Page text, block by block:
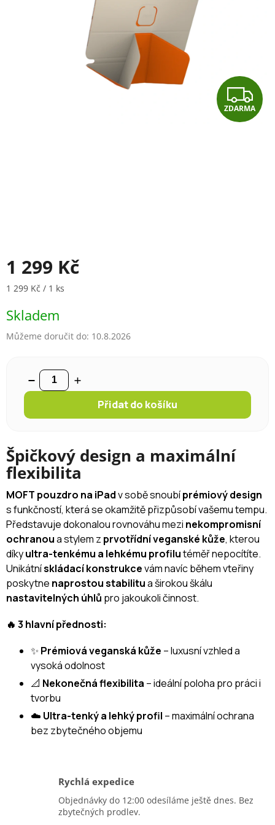
Z
D
ZDARMA
1 299 Kč
Měrná cena:
1 299 Kč / 1 ks
Skladem
Můžeme doručit do: 10.8.2026
Přidat do košíku
Špičkový design a maximální
flexibilita
MOFT pouzdro na iPadv sobě snoubíprémiový design
s funkčností, která se okamžitě přizpůsobí vašemu tempu.
Představuje dokonalou rovnováhu mezi nekompromisní
ochranoua stylem z prvotřídní veganské kůže, kterou
díkyultra-tenkému a lehkému profilutéměř nepocítíte.
Unikátnískládací konstrukcevám navíc během vteřiny
poskytne naprostou stabilitua širokou škálu
nastavitelných úhlů pro jakoukoli činnost.
🔥 3 hlavní přednosti:
✨ Prémiová veganská kůže – luxusní vzhled a
vysoká odolnost
📐 Nekonečná flexibilita – ideální poloha pro práci i
tvorbu
☁️ Ultra-tenký a lehký profil – maximální ochrana
bez zbytečného objemu
Rychlá expedice
Objednávky do 12:00 odesíláme ještě dnes. Bez
zbytečných prodlev.